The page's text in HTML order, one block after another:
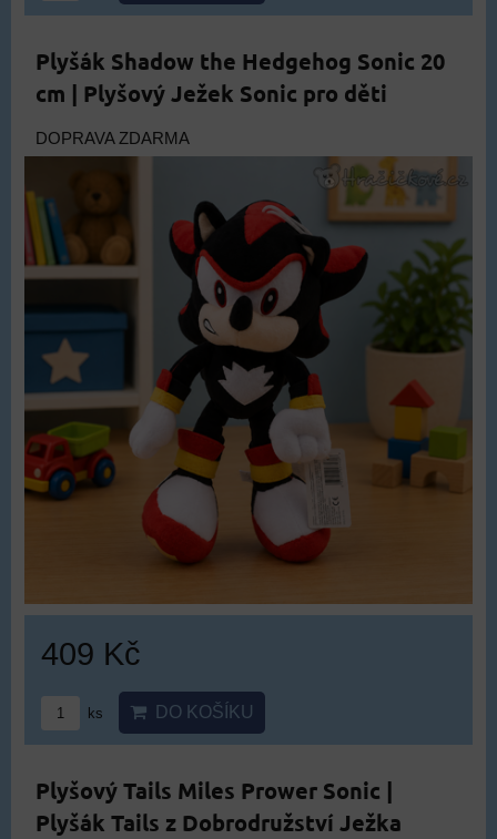
Plyšák Shadow the Hedgehog Sonic 20
cm | Plyšový Ježek Sonic pro děti
DOPRAVA ZDARMA
409 Kč
ks DO KOŠÍKU
Plyšový Tails Miles Prower Sonic |
Plyšák Tails z Dobrodružství Ježka